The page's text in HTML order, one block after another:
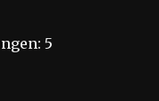
5